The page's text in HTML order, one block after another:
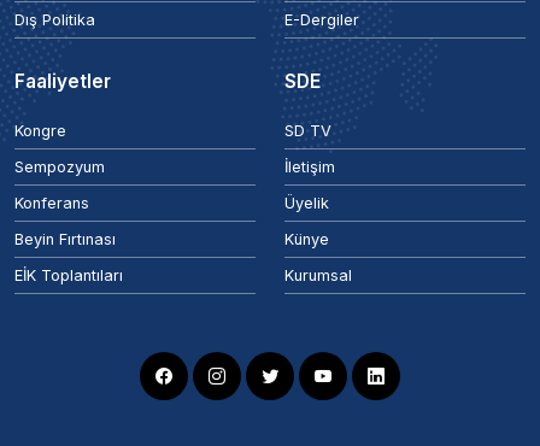
Dış Politika
E-Dergiler
Faaliyetler
Kongre
Sempozyum
Konferans
Beyin Fırtınası
EİK Toplantıları
SDE
SD TV
İletişim
Üyelik
Künye
Kurumsal